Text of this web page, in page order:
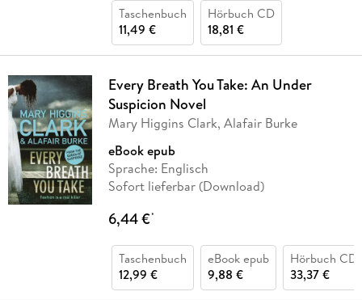
Taschenbuch
11,49 €
Hörbuch CD
18,81 €
Every Breath You Take: An Under
Suspicion Novel
Mary Higgins Clark, Alafair Burke
eBook epub
Sprache: Englisch
Sofort lieferbar (Download)
6,44 €*
Taschenbuch
12,99 €
eBook epub
9,88 €
Hörbuch CD
33,37 €